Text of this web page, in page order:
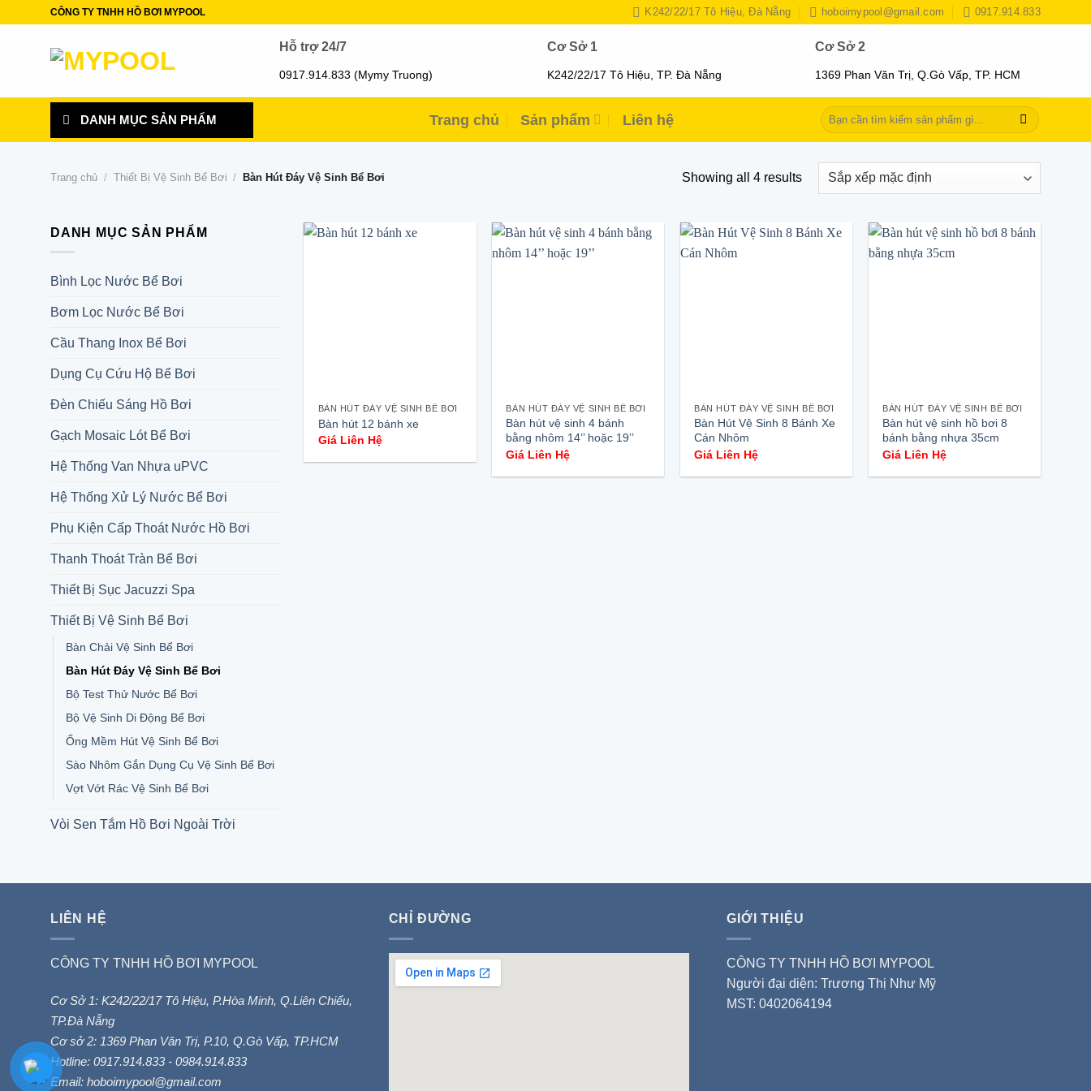
CÔNG TY TNHH HỒ BƠI MYPOOL K242/22/17 Tô Hiệu, Đà Nẵng hoboimypool@gmail.com 0917.914.833
Hỗ trợ 24/7
0917.914.833 (Mymy Truong)
Cơ Sở 1
K242/22/17 Tô Hiệu, TP. Đà Nẵng
Cơ Sở 2
1369 Phan Văn Trị, Q.Gò Vấp, TP. HCM
DANH MỤC SẢN PHẨM Trang chủ Sản phẩm Liên hệ
Tìm
kiếm:
Trang chủ / Thiết Bị Vệ Sinh Bể Bơi / Bàn Hút Đáy Vệ Sinh Bể Bơi Showing all 4 results
DANH MỤC SẢN PHẨM
Bình Lọc Nước Bể Bơi
Bơm Lọc Nước Bể Bơi
Cầu Thang Inox Bể Bơi
Dụng Cụ Cứu Hộ Bể Bơi
Đèn Chiếu Sáng Hồ Bơi
Gạch Mosaic Lót Bể Bơi
Hệ Thống Van Nhựa uPVC
Hệ Thống Xử Lý Nước Bể Bơi
Phụ Kiện Cấp Thoát Nước Hồ Bơi
Thanh Thoát Tràn Bể Bơi
Thiết Bị Sục Jacuzzi Spa
Thiết Bị Vệ Sinh Bể Bơi
Bàn Chải Vệ Sinh Bể Bơi
Bàn Hút Đáy Vệ Sinh Bể Bơi
Bộ Test Thử Nước Bể Bơi
Bộ Vệ Sinh Di Động Bể Bơi
Ống Mềm Hút Vệ Sinh Bể Bơi
Sào Nhôm Gắn Dụng Cụ Vệ Sinh Bể Bơi
Vợt Vớt Rác Vệ Sinh Bể Bơi
Vòi Sen Tắm Hồ Bơi Ngoài Trời
BÀN HÚT ĐÁY VỆ SINH BỂ BƠI
Bàn hút 12 bánh xe
Giá Liên Hệ
BÀN HÚT ĐÁY VỆ SINH BỂ BƠI
Bàn hút vệ sinh 4 bánh
bằng nhôm 14’’ hoặc 19’’
Giá Liên Hệ
BÀN HÚT ĐÁY VỆ SINH BỂ BƠI
Bàn Hút Vệ Sinh 8 Bánh Xe
Cán Nhôm
Giá Liên Hệ
BÀN HÚT ĐÁY VỆ SINH BỂ BƠI
Bàn hút vệ sinh hồ bơi 8
bánh bằng nhựa 35cm
Giá Liên Hệ
LIÊN HỆ
CÔNG TY TNHH HỒ BƠI MYPOOL
Cơ Sở 1: K242/22/17 Tô Hiệu, P.Hòa Minh, Q.Liên Chiểu,
TP.Đà Nẵng
Cơ sở 2: 1369 Phan Văn Trị, P.10, Q.Gò Vấp, TP.HCM
Hotline: 0917.914.833 - 0984.914.833
Email: hoboimypool@gmail.com
CHỈ ĐƯỜNG GIỚI THIỆU
CÔNG TY TNHH HỒ BƠI MYPOOL
Người đại diện: Trương Thị Như Mỹ
MST: 0402064194